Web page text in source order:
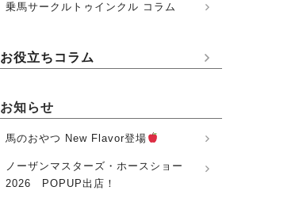
乗馬サークルトゥインクル コラム
お役立ちコラム
お知らせ
馬のおやつ New Flavor登場
ノーザンマスターズ・ホースショー
2026 POPUP出店！